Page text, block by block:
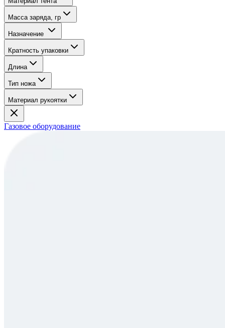
Масса заряда, гр
Назначение
Кратность упаковки
Длина
Тип ножа
Материал рукоятки
Газовое оборудование